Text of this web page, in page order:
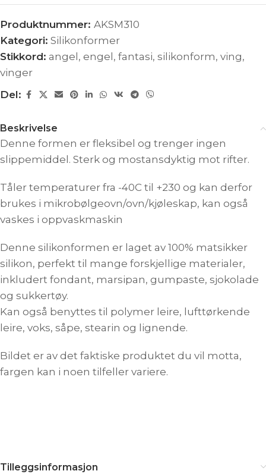
Produktnummer: AKSM310
Kategori: Silikonformer
Stikkord: angel , engel , fantasi, silikonform, ving,
vinger
Del:
Beskrivelse
Denne formen er fleksibel og trenger ingen
slippemiddel. Sterk og mostansdyktig mot rifter.
Tåler temperaturer fra -40C til +230 og kan derfor
brukes i mikrobølgeovn/ovn/kjøleskap, kan også
vaskes i oppvaskmaskin
Denne silikonformen er laget av 100% matsikker
silikon, perfekt til mange forskjellige materialer,
inkludert fondant, marsipan, gumpaste, sjokolade
og sukkertøy.
Kan også benyttes til polymer leire, lufttørkende
leire, voks, såpe, stearin og lignende.
Bildet er av det faktiske produktet du vil motta,
fargen kan i noen tilfeller variere.
Tilleggsinformasjon